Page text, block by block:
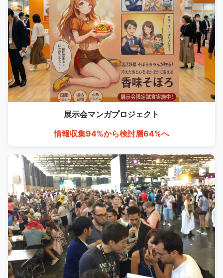
展示会マンガプロジェクト
情報収集94%から検討層64%へ